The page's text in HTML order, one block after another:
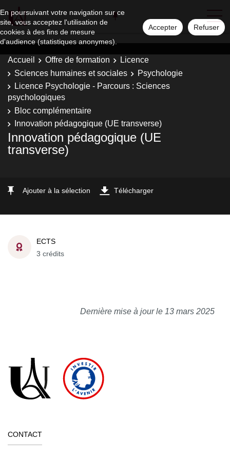
En poursuivant votre navigation sur ce
site, vous acceptez l'utilisation de
cookies à des fins de mesure
d'audience (statistiques anonymes).
Accepter Refuser
Accueil Offre de formation
Licence
Sciences humaines et sociales
Psychologie
Licence Psychologie - Parcours : Sciences
psychologiques
Bloc complémentaire
Innovation pédagogique (UE transverse)
Innovation pédagogique (UE
transverse)
Ajouter à la sélection Télécharger
ECTS
3 crédits
Dernière mise à jour le 13 mars 2025
CONTACT